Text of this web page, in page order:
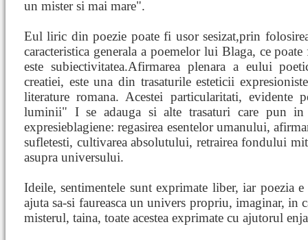
un mister si mai mare".
Eul liric din poezie poate fi usor sesizat,prin
caracteristica generala a poemelor lui Blaga, ce
este subiectivitatea.Afirmarea plenara a eului
creatiei, este una din trasaturile esteticii
literature romana. Acestei particularitati, evidente
luminii" I se adauga si alte trasaturi care pun in
expresieblagiene: regasirea esentelor umanului,
sufletesti, cultivarea absolutului, retrairea fondului
asupra universului.
Ideile, sentimentele sunt exprimate liber, iar poezia
ajuta sa-si faureasca un univers propriu, imaginar, in
misterul, taina, toate acestea exprimate cu ajutorul